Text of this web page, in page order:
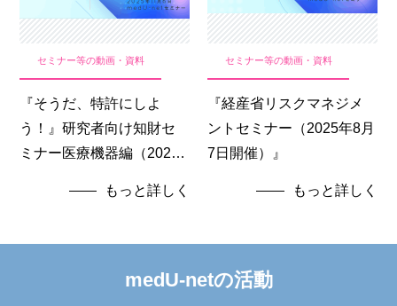
セミナー等の動画・資料
『そうだ、特許にしよ
う！』研究者向け知財セ
ミナー医療機器編（2025
もっと詳しく
セミナー等の動画・資料
『経産省リスクマネジメ
ントセミナー（2025年8月
7日開催）』
もっと詳しく
medU-netの活動